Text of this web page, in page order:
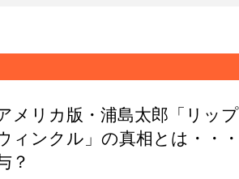
メリカ版・浦島太郎「リッ
ィンクル」の真相とは・・
？